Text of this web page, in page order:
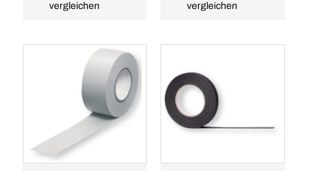
vergleichen
vergleichen